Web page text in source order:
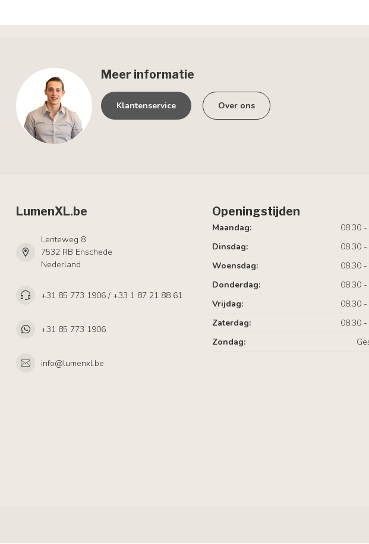
Meer informatie
Klantenservice Over ons
LumenXL.be
Lenteweg 8
7532 RB Enschede
Nederland
+31 85 773 1906 / +33 1 87 21 88 61
+31 85 773 1906
info@lumenxl.be
Openingstijden
Maandag:
08.30
Dinsdag:
08.30
Woensdag:
08.30
Donderdag:
08.30
Vrijdag:
08.30
Zaterdag:
08.30
Zondag: